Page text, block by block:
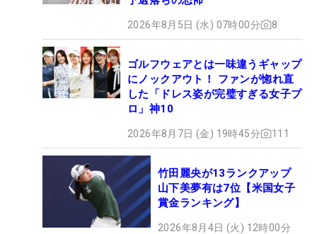
2026年8月5日 (水) 07時00分 8
ゴルフウェアとは一味違うギャップ
にノックアウト！ ファンが惚れ直
した「ドレス姿が完璧すぎる女子プ
ロ」神10
2026年8月7日 (金) 19時45分 111
竹田麗央が13ランクアップ
山下美夢有は7位【米国女子
賞金ランキング】
2026年8月4日 (火) 12時00分